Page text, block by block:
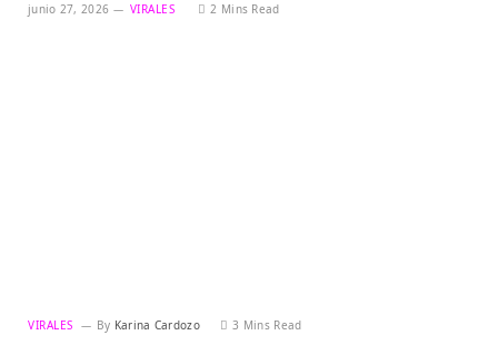
junio 27, 2026 VIRALES 2 Mins Read
VIRALES By Karina Cardozo 3 Mins Read